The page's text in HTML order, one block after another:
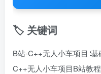
🏷️ 关键词
B站-C++无人小车项目∶
C++无人小车项目B站教程